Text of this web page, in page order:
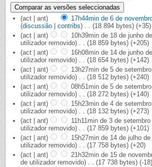
(act | ant) 17h44min de 6 de
(discussão | contribs) (18 894 bytes) (+35)
(act | ant)
10h39min de 18 de junho
utilizador removido)
(18 859 bytes) (+205)
(act | ant)
16h08min de 14 de junho
utilizador removido)
(18 654 bytes) (+142)
(act | ant)
13h27min de 5 de
utilizador removido)
(18 512 bytes) (+240)
(act | ant)
08h51min de 5 de
utilizador removido)
(18 272 bytes) (+140)
(act | ant)
15h23min de 4 de
utilizador removido)
(18 132 bytes) (+273)
(act | ant)
11h11min de 3 de
utilizador removido)
(17 859 bytes) (+101)
(act | ant)
15h27min de 14 de julho de
utilizador removido)
(17 758 bytes) (+20)
(act | ant)
21h32min de 15 de
de utilizador removido)
(17 738 bytes) (-18)